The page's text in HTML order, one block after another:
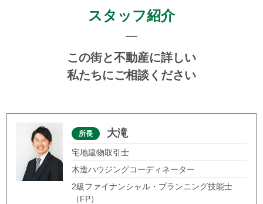
スタッフ紹介
この街と不動産に詳しい
私たちにご相談ください
所長 大滝
宅地建物取引士
木造ハウジングコーディネーター
2級ファイナンシャル・プランニング技能士
（FP）